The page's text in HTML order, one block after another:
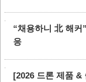
“채용하니 北 해커
응
[2026 드론 제품 &